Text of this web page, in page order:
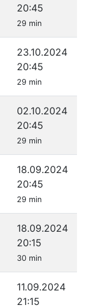
20:45
29 min
23.10.2024
20:45
29 min
02.10.2024
20:45
29 min
18.09.2024
20:45
29 min
18.09.2024
20:15
30 min
11.09.2024
21:15